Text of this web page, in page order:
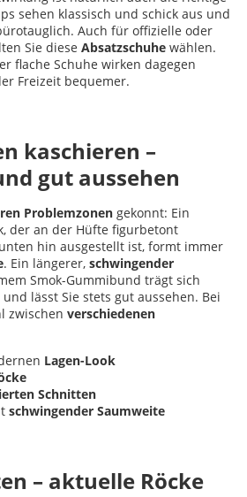
sehen klassisch und schick aus und
Auch für offizielle oder
Sie diese Absatzschuhe wählen.
flache Schuhe wirken dagegen
Freizeit bequemer.
kaschieren –
gut aussehen
Problemzonen gekonnt: Ein
der an der Hüfte figurbetont
hin ausgestellt ist, formt immer
. Ein längerer, schwingender
Smok-Gummibund trägt sich
lässt Sie stets gut aussehen. Bei
zwischen verschiedenen
Lagen-Look
Schnitten
schwingender Saumweite
– aktuelle Röcke